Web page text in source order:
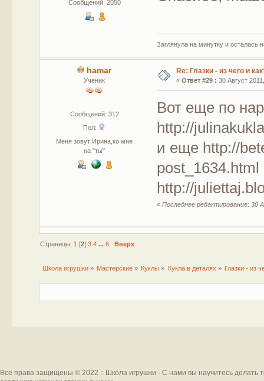
Сообщений: 2050
Заглянула на минутку и осталась
hamar
Ученик
Сообщений: 312
Пол:
Меня зовут Ирина,ко мне
на "ты"
Re: Глазки - из чего и
« Ответ #29 : 30 Август
Вот еще по
http://
и еще http://
post_1634.html
http://
«Последнее редактирование: 30
Страницы: 1 [2] 3 4 ... 6 Вверх
Школа игрушки» Мастерские » Куклы » Кукла в деталях » Глазки - из
Все права защищены © 2022 :: Школа игрушки - С нами вы научитесь делать